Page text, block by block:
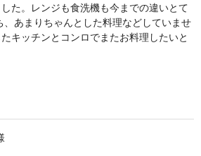
た。レンジも食洗機も今までの違いとて
、あまりちゃんとした料理などしていませ
キッチンとコンロでまたお料理したいと